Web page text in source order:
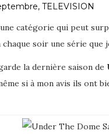
TELEVISION
catégorie qui peut
soir une série que
la dernière saison de
si à mon avis ils ont